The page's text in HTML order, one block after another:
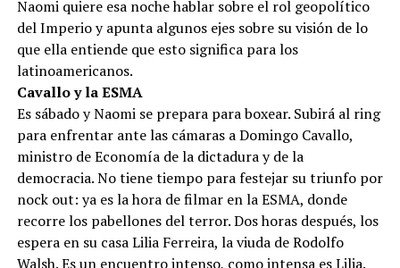
Naomi quiere esa noche hablar sobre el rol geopolítico
del Imperio y apunta algunos ejes sobre su visión de lo
que ella entiende que esto significa para los
latinoamericanos.
Cavallo y la ESMA
Es sábado y Naomi se prepara para boxear. Subirá al ring
para enfrentar ante las cámaras a Domingo Cavallo,
ministro de Economía de la dictadura y de la
democracia. No tiene tiempo para festejar su triunfo por
nock out: ya es la hora de filmar en la ESMA, donde
recorre los pabellones del terror. Dos horas después, los
espera en su casa Lilia Ferreira, la viuda de Rodolfo
Walsh. Es un encuentro intenso, como intensa es Lilia.